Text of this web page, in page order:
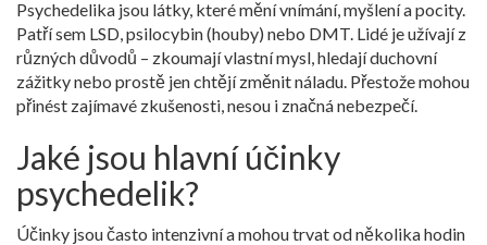
Psychedelika jsou látky, které mění vnímání, myšlení a pocity.
Patří sem LSD, psilocybin (houby) nebo DMT. Lidé je užívají z
různých důvodů – zkoumají vlastní mysl, hledají duchovní
zážitky nebo prostě jen chtějí změnit náladu. Přestože mohou
přinést zajímavé zkušenosti, nesou i značná nebezpečí.
Jaké jsou hlavní účinky
psychedelik?
Účinky jsou často intenzivní a mohou trvat od několika hodin